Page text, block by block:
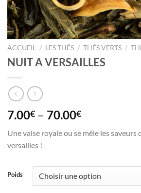
ACCUEIL / LES THÉS / THÉS VERTS /
NUIT A VERSAILLES
7.00€ – 70.00€
Une valse royale ou se mêle les
versailles !
Poids